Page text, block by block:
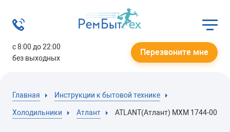
с 8:00 до 22:00
без выходных
Перезвоните мне
Главная Инструкции к бытовой технике
Холодильники Атлант ATLANT(Атлант) МХМ 1744-00